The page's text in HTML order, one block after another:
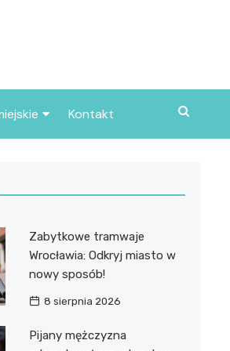
Kontakt
Zabytkowe tramwaje
Wrocławia: Odkryj miasto w
nowy sposób!
8 sierpnia 2026
Pijany mężczyzna